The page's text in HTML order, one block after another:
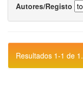
Autores/Registo
Resultados 1-1 de 1.